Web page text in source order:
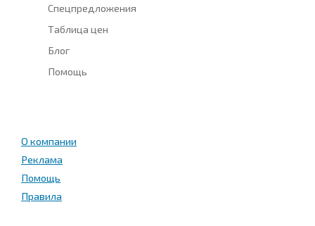
Спецпредложения
Таблица цен
Блог
Помощь
О компании
Реклама
Помощь
Правила